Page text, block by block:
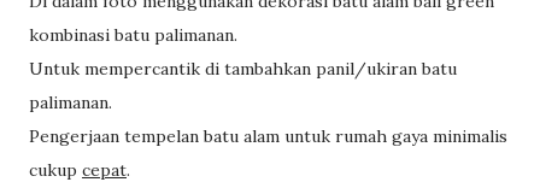
kombinasi batu palimanan.
Untuk mempercantik di tambahkan panil/ukiran batu
palimanan.
Pengerjaan tempelan batu alam untuk rumah gaya minimalis
cukup cepat.